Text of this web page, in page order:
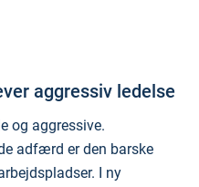
aggressiv ledelse
og aggressive.
adfærd er den barske
I ny